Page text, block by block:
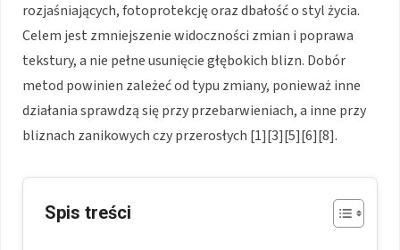
rozjaśniających, fotoprotekcję oraz dbałość o styl życia.
Celem jest zmniejszenie widoczności zmian i poprawa
tekstury, a nie pełne usunięcie głębokich blizn. Dobór
metod powinien zależeć od typu zmiany, ponieważ inne
działania sprawdzą się przy przebarwieniach, a inne przy
bliznach zanikowych czy przerosłych [1][3][5][6][8].
Spis treści